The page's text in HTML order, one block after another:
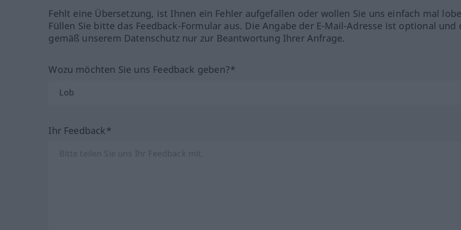
Fehlt eine Übersetzung, ist Ihnen ein Fehler aufgefallen oder wollen Sie uns einfach mal
Füllen Sie bitte das Feedback-Formular aus. Die Angabe der E-Mail-Adresse ist optional und
gemäß unserem Datenschutz nur zur Beantwortung Ihrer Anfrage.
Wozu möchten Sie uns Feedback geben?*
Ihr Feedback*